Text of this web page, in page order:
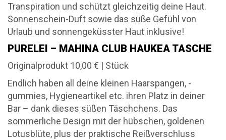
Transpiration und schützt gleichzeitig deine Haut.
Sonnenschein-Duft sowie das süße Gefühl von
Urlaub und sonnengeküsster Haut inklusive!
PURELEI – MAHINA CLUB HAUKEA TASCHE
Originalprodukt 10,00 € | Stück
Endlich haben all deine kleinen Haarspangen, -
gummies, Hygieneartikel etc. ihren Platz in deiner
Bar – dank dieses süßen Täschchens. Das
sommerliche Design mit der hübschen, goldenen
Lotusblüte, plus der praktische Reißverschluss